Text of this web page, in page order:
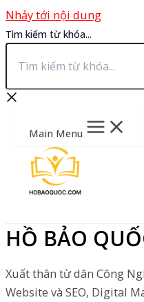
Nhảy tới nội dung
Tìm kiếm từ khóa...
Main Menu
HỒ BẢO
Xuất thân từ dân Công
Website và SEO, Digital